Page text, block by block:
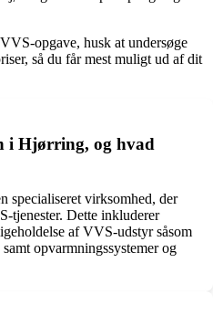
opgave, husk at undersøge
så du får mest muligt ud af dit
i Hjørring, og hvad
specialiseret virksomhed, der
tjenester. Dette inkluderer
af VVS-udstyr såsom
opvarmningssystemer og